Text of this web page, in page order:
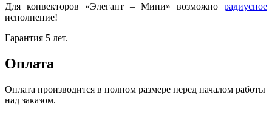
Для конвекторов «Элегант – Мини» возможно радиусное
исполнение!
Гарантия 5 лет.
Оплата
Оплата производится в полном размере перед началом работы
над заказом.